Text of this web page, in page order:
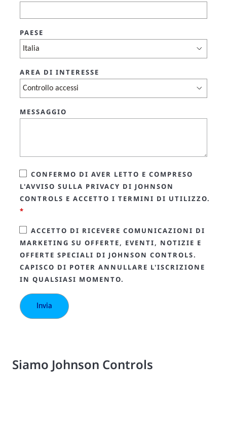
PAESE
AREA DI INTERESSE
MESSAGGIO
CONFERMO DI AVER LETTO E COMPRESO
L'AVVISO SULLA PRIVACY DI JOHNSON
CONTROLS E ACCETTO I TERMINI DI UTILIZZO.
*
ACCETTO DI RICEVERE COMUNICAZIONI DI
MARKETING SU OFFERTE, EVENTI, NOTIZIE E
OFFERTE SPECIALI DI JOHNSON CONTROLS.
CAPISCO DI POTER ANNULLARE L'ISCRIZIONE
IN QUALSIASI MOMENTO.
Siamo Johnson Controls